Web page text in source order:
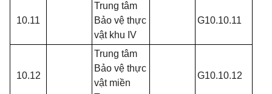
10.11
Trung tâm
Bảo vệ thực
vật khu IV
G10.10.11
10.12
Trung tâm
Bảo vệ thực
vật miền
G10.10.12